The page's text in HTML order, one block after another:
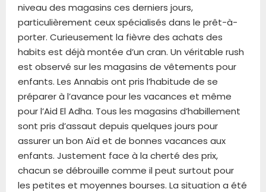
niveau des magasins ces derniers jours,
particulièrement ceux spécialisés dans le prêt-à-
porter. Curieusement la fièvre des achats des
habits est déjà montée d’un cran. Un véritable rush
est observé sur les magasins de vêtements pour
enfants. Les Annabis ont pris l’habitude de se
préparer à l’avance pour les vacances et même
pour l’Aid El Adha. Tous les magasins d’habillement
sont pris d’assaut depuis quelques jours pour
assurer un bon Aïd et de bonnes vacances aux
enfants. Justement face à la cherté des prix,
chacun se débrouille comme il peut surtout pour
les petites et moyennes bourses. La situation a été